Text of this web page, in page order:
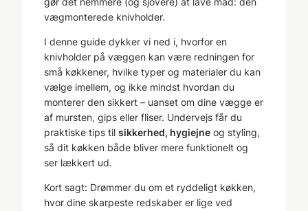
vægmonterede knivholder.
I denne guide dykker vi ned i, hvorfor en
knivholder på væggen kan være redningen for
små køkkener, hvilke typer og materialer du kan
vælge imellem, og ikke mindst hvordan du
monterer den sikkert – uanset om dine vægge er
af mursten, gips eller fliser. Undervejs får du
praktiske tips til sikkerhed, hygiejne og styling,
så dit køkken både bliver mere funktionelt og
ser lækkert ud.
Kort sagt: Drømmer du om et ryddeligt køkken,
hvor dine skarpeste redskaber er lige ved